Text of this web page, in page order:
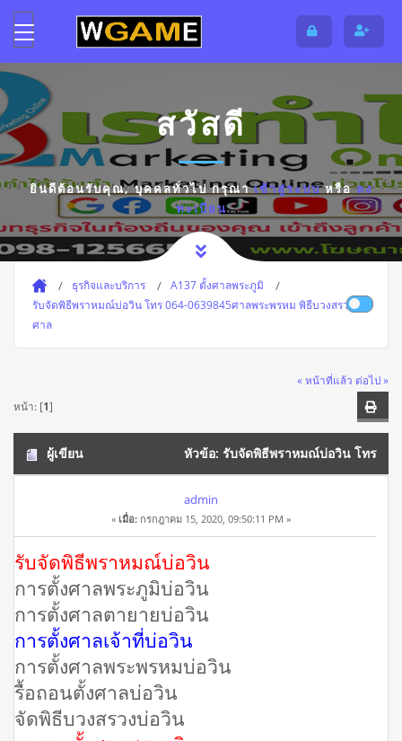
สวัสดี
ยินดีต้อนรับคุณ,บุคคลทั่วไปกรุณาเข้าสู่ระบบหรือลง
ทะเบียน
ธุรกิจและบริการ
A137 ตั้งศาลพระภูมิ
รับจัดพิธีพราหมณ์บ่อวิน โทร 064-0639845ศาลพระพรหม พิธีบวงสรวง ตั้ง
ศาล
« หน้าที่แล้ว ต่อไป »
หน้า: [1]
ผู้เขียน หัวข้อ: รับจัดพิธีพราหมณ์บ่อวิน โทร
064-0639845ศาลพระพรหม พิธีบวงสรวง ตั้งศาล (อ่าน 19855
ครั้ง)
admin
« เมื่อ: กรกฎาคม 15, 2020, 09:50:11 PM »
รับจัดพิธีพราหมณ์บ่อวิน
การตั้งศาลพระภูมิบ่อวิน
การตั้งศาลตายายบ่อวิน
การตั้งศาลเจ้าที่บ่อวิน
การตั้งศาลพระพรหมบ่อวิน
รื้อถอนตั้งศาลบ่อวิน
จัดพิธีบวงสรวงบ่อวิน